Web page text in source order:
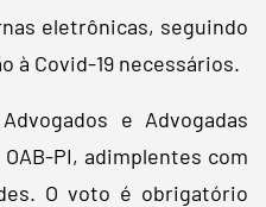
eletrônicas, seguindo
à Covid-19 necessários.
e Advogadas
PI, adimplentes com
O voto é obrigatório